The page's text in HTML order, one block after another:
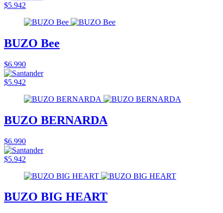
$5.942
BUZO Bee
$6.990
$5.942
BUZO BERNARDA
$6.990
$5.942
BUZO BIG HEART